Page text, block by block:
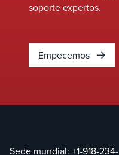
soporte expertos.
Empecemos
Sede mundial: +1-918-234-